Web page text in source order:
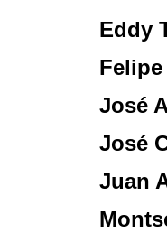
Eddy
José
José
Juan